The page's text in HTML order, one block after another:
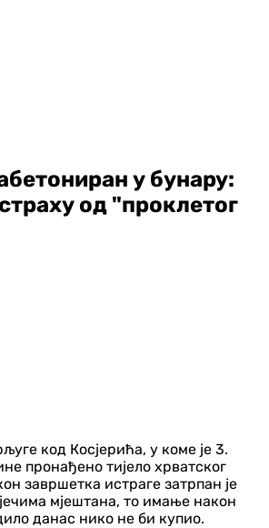
у бунару:
од "проклетог
код Косјерића, у коме је 3.
пронађено тијело хрватског
завршетка истраге затрпан је
мјештана, то имање након
данас нико не би купио.